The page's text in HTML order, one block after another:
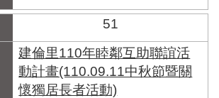
51
建倫里110年睦鄰互助聯誼活
動計畫(110.09.11中秋節暨關
懷獨居長者活動)